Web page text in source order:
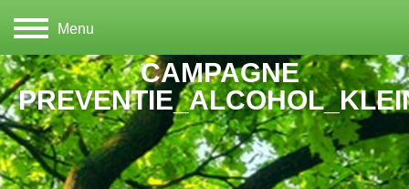
Menu
CAMPAGNE